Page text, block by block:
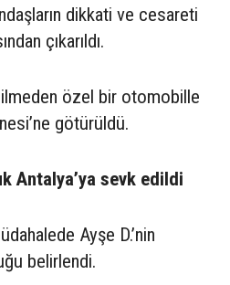
dikkati ve cesareti
çıkarıldı.
özel bir otomobille
götürüldü.
Antalya’ya sevk edildi
Ayşe D.’nin
belirlendi.